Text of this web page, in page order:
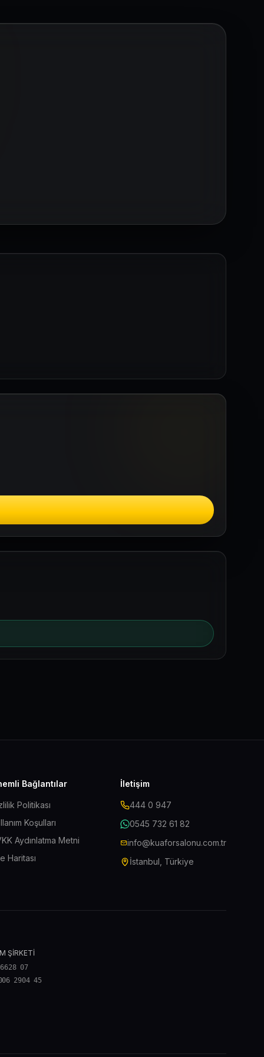
Bağlantılar
Politikası
Koşulları
Aydınlatma Metni
Haritası
İletişim
444 0 947
0545 732 61 82
info@kuaforsalonu.com.tr
İstanbul, Türkiye
ŞİRKETİ
07
2904 45